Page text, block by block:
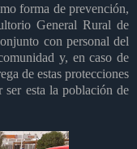
forma de prevención,
General Rural de
con personal del
y, en caso de
de estas protecciones
ser esta la población de